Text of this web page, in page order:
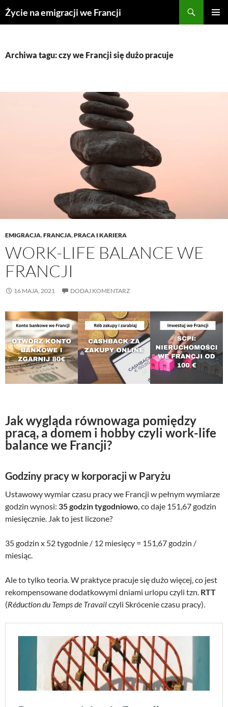
Przejdź
doŻycie na emigracji we Francji
Archiwa tagu: czy we Francji się dużo pracuje
EMIGRACJA,FRANCJA,PRACA I KARIERA
WORK-LIFE BALANCE WE
FRANCJI
16 MAJA, 2021 DODAJ KOMENTARZ
Jak wygląda równowaga pomiędzy
pracą, a domem i hobby czyli work-life
balance we Francji?
Godziny pracy w korporacji w Paryżu
Ustawowy wymiar czasu pracy we Francji w pełnym wymiarze
godzin wynosi: 35 godzin tygodniowo, co daje 151,67 godzin
miesięcznie. Jak to jest liczone?
35 godzin x 52 tygodnie / 12 miesięcy = 151,67 godzin /
miesiąc.
Ale to tylko teoria. W praktyce pracuje się dużo więcej, co jest
rekompensowane dodatkowymi dniami urlopu czyli tzn. RTT
(Réduction du Temps de Travailczyli Skrócenie czasu pracy).